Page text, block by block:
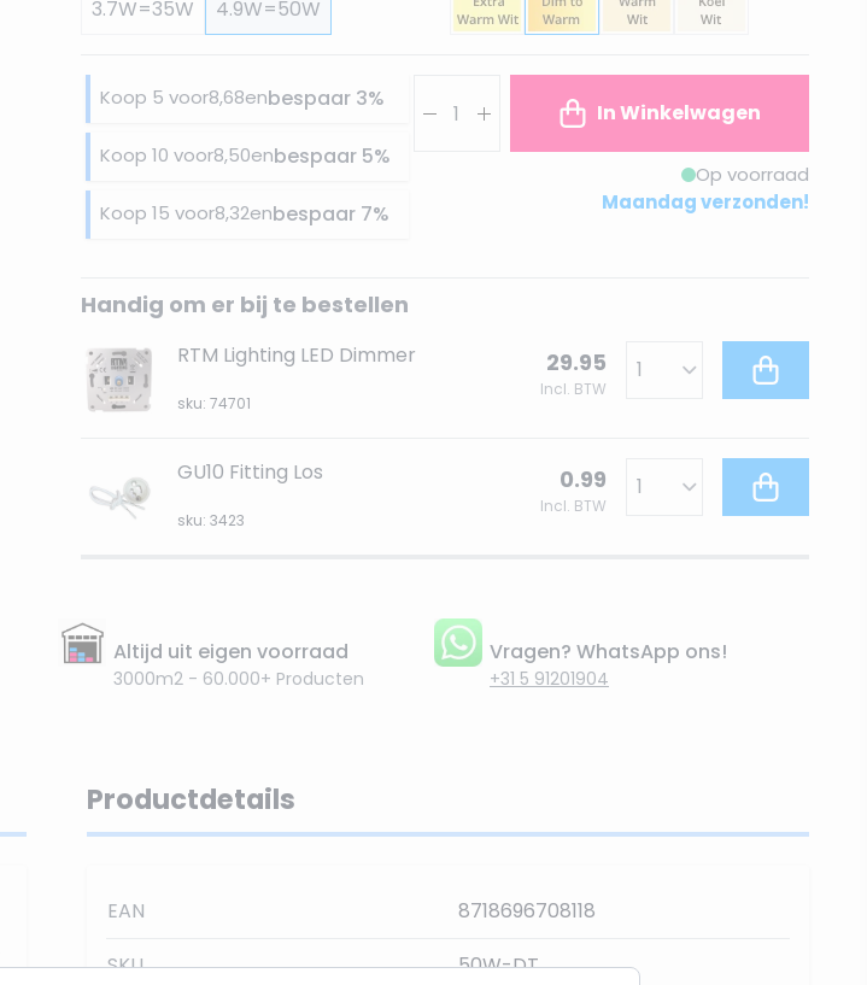
3.7W=35W
4.9W=50W
Koop 5 voor8,68enbespaar 3%
Koop 10 voor8,50enbespaar 5%
Koop 15 voor8,32enbespaar 7%
In Winkelwagen
Op voorraad
Maandag verzonden!
Handig om er bij te bestellen
RTM Lighting LED Dimmer
sku: 74701
29.95
Incl. BTW
GU10 Fitting Los
sku: 3423
0.99
Incl. BTW
Altijd uit eigen voorraad
3000m2 - 60.000+ Producten
Vragen? WhatsApp ons!
+31 5 91201904
Productdetails
EAN
8718696708118
SKU
50W-DT